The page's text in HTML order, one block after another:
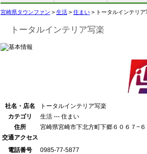
宮崎県タウンファン > 生活 > 住まい > トータルインテリア
トータルインテリア写楽
社名・店名
トータルインテリア写楽
カテゴリ
生活 --- 住まい
住所
宮崎県宮崎市下北方町下郷６０６７−６
交通アクセス
電話番号
0985-77-5877